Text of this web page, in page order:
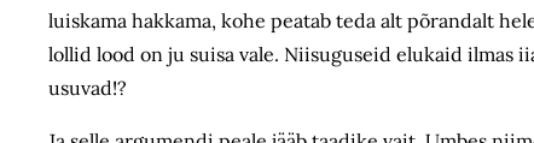
luiskama hakkama, kohe peatab teda alt põrandalt
lollid lood on ju suisa vale. Niisuguseid elukaid ilmas
usuvad!?